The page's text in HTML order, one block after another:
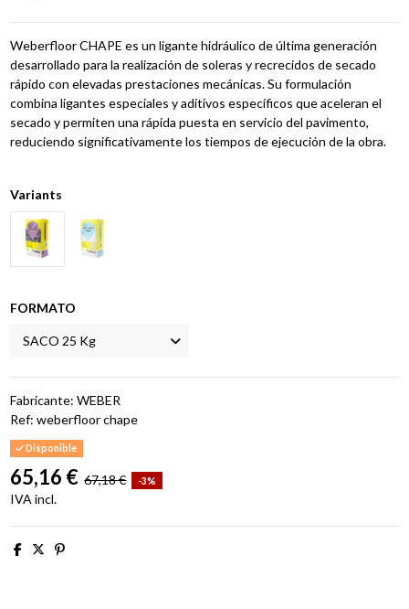
Weberfloor CHAPE es un ligante hidráulico de última generación
desarrollado para la realización de soleras y recrecidos de secado
rápido con elevadas prestaciones mecánicas. Su formulación
combina ligantes especiales y aditivos específicos que aceleran el
secado y permiten una rápida puesta en servicio del pavimento,
reduciendo significativamente los tiempos de ejecución de la obra.
Variants
FORMATO
Fabricante: WEBER
Ref: weberfloor chape
Disponible
65,16 € 67,18 € -3%
IVA incl.